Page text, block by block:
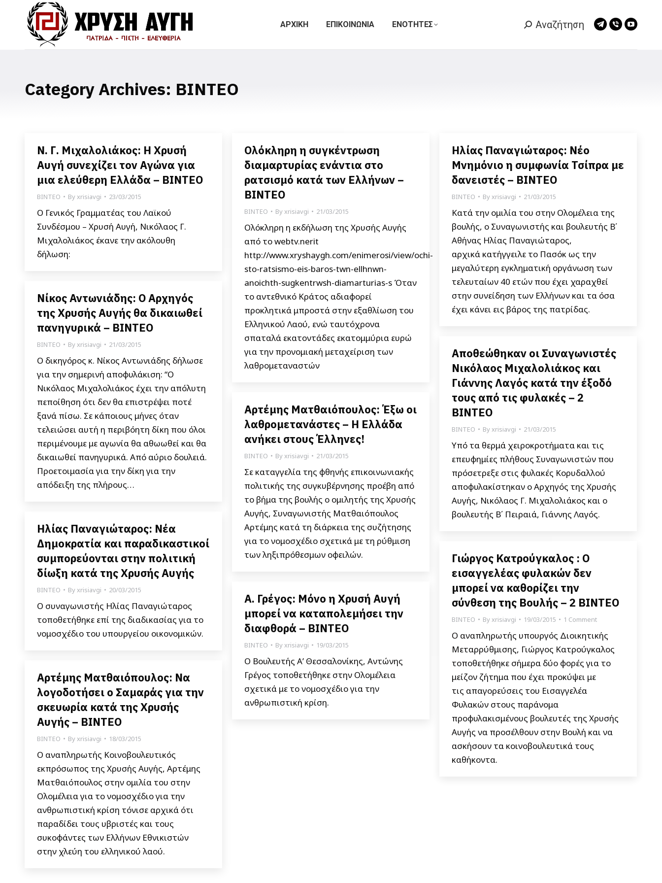
ΑΡΧΙΚΗ ΕΠΙΚΟΙΝΩΝΙΑ ΕΝΟΤΗΤΕΣ Search:
Αναζήτηση
Telegram
Viber
Category Archives: ΒΙΝΤΕΟ
Ν. Γ. Μιχαλολιάκος: Η Χρυσή
Αυγή συνεχίζει τον Αγώνα για
μια ελεύθερη Ελλάδα – ΒΙΝΤΕΟ
ΒΙΝΤΕΟ Byxrisiavgi 23/03/2015
Ο Γενικός Γραμματέας του Λαϊκού
Συνδέσμου – Χρυσή Αυγή, Νικόλαος Γ.
Μιχαλολιάκος έκανε την ακόλουθη
δήλωση:
Ολόκληρη η συγκέντρωση
διαμαρτυρίας ενάντια στο
ρατσισμό κατά των Ελλήνων –
ΒΙΝΤΕΟ
ΒΙΝΤΕΟ Byxrisiavgi 21/03/2015
Ολόκληρη η εκδήλωση της Χρυσής Αυγής
από το webtv.nerit
http://www.xryshaygh.com/enimerosi/view/ochi-
sto-ratsismo-eis-baros-twn-ellhnwn-
anoichth-sugkentrwsh-diamarturias-s Όταν
το αντεθνικό Κράτος αδιαφορεί
προκλητικά μπροστά στην εξαθλίωση του
Ελληνικού Λαού, ενώ ταυτόχρονα
σπαταλά εκατοντάδες εκατομμύρια ευρώ
για την προνομιακή μεταχείριση των
λαθρομεταναστών
Ηλίας Παναγιώταρος: Νέο
Μνημόνιο η συμφωνία Τσίπρα με
δανειστές – ΒΙΝΤΕΟ
ΒΙΝΤΕΟ Byxrisiavgi 21/03/2015
Κατά την ομιλία του στην Ολομέλεια της
βουλής, ο Συναγωνιστής και βουλευτής Β΄
Αθήνας Ηλίας Παναγιώταρος,
αρχικά κατήγγειλε το Πασόκ ως την
μεγαλύτερη εγκληματική οργάνωση των
τελευταίων 40 ετών που έχει χαραχθεί
στην συνείδηση των Ελλήνων και τα όσα
έχει κάνει εις βάρος της πατρίδας.
Νίκος Αντωνιάδης: Ο Αρχηγός
της Χρυσής Αυγής θα δικαιωθεί
πανηγυρικά – ΒΙΝΤΕΟ
ΒΙΝΤΕΟ Byxrisiavgi 21/03/2015
Ο δικηγόρος κ. Νίκος Αντωνιάδης δήλωσε
για την σημερινή αποφυλάκιση: “Ο
Νικόλαος Μιχαλολιάκος έχει την απόλυτη
πεποίθηση ότι δεν θα επιστρέψει ποτέ
ξανά πίσω. Σε κάποιους μήνες όταν
τελειώσει αυτή η περιβόητη δίκη που όλοι
περιμένουμε με αγωνία θα αθωωθεί και θα
δικαιωθεί πανηγυρικά. Από αύριο δουλειά.
Προετοιμασία για την δίκη για την
απόδειξη της πλήρους…
Αποθεώθηκαν οι Συναγωνιστές
Νικόλαος Μιχαλολιάκος και
Γιάννης Λαγός κατά την έξοδό
τους από τις φυλακές – 2
ΒΙΝΤΕΟ
ΒΙΝΤΕΟ Byxrisiavgi 21/03/2015
Υπό τα θερμά χειροκροτήματα και τις
επευφημίες πλήθους Συναγωνιστών που
πρόσετρεξε στις φυλακές Κορυδαλλού
αποφυλακίστηκαν ο Αρχηγός της Χρυσής
Αυγής, Νικόλαος Γ. Μιχαλολιάκος και ο
βουλευτής Β΄ Πειραιά, Γιάννης Λαγός.
Αρτέμης Ματθαιόπουλος: Έξω οι
λαθρομετανάστες – Η Ελλάδα
ανήκει στους Έλληνες!
ΒΙΝΤΕΟ Byxrisiavgi 21/03/2015
Σε καταγγελία της φθηνής επικοινωνιακής
πολιτικής της συγκυβέρνησης προέβη από
το βήμα της βουλής ο ομιλητής της Χρυσής
Αυγής, Συναγωνιστής Ματθαιόπουλος
Αρτέμης κατά τη διάρκεια της συζήτησης
για το νομοσχέδιο σχετικά με τη ρύθμιση
των ληξιπρόθεσμων οφειλών.
Ηλίας Παναγιώταρος: Νέα
Δημοκρατία και παραδικαστικοί
συμπορεύονται στην πολιτική
δίωξη κατά της Χρυσής Αυγής
ΒΙΝΤΕΟ Byxrisiavgi 20/03/2015
Ο συναγωνιστής Ηλίας Παναγιώταρος
τοποθετήθηκε επί της διαδικασίας για το
νομοσχέδιο του υπουργείου οικονομικών.
Γιώργος Κατρούγκαλος : Ο
εισαγγελέας φυλακών δεν
μπορεί να καθορίζει την
σύνθεση της Βουλής – 2 ΒΙΝΤΕΟ
ΒΙΝΤΕΟ Byxrisiavgi 19/03/2015 1 Comment
Ο αναπληρωτής υπουργός Διοικητικής
Μεταρρύθμισης, Γιώργος Κατρούγκαλος
τοποθετήθηκε σήμερα δύο φορές για το
μείζον ζήτημα που έχει προκύψει με
τις απαγορεύσεις του Εισαγγελέα
Φυλακών στους παράνομα
προφυλακισμένους βουλευτές της Χρυσής
Αυγής να προσέλθουν στην Βουλή και να
ασκήσουν τα κοινοβουλευτικά τους
καθήκοντα.
Α. Γρέγος: Μόνο η Χρυσή Αυγή
μπορεί να καταπολεμήσει την
διαφθορά – ΒΙΝΤΕΟ
ΒΙΝΤΕΟ Byxrisiavgi 19/03/2015
Ο Βουλευτής Α’ Θεσσαλονίκης, Αντώνης
Γρέγος τοποθετήθηκε στην Ολομέλεια
σχετικά με το νομοσχέδιο για την
ανθρωπιστική κρίση.
Αρτέμης Ματθαιόπουλος: Να
λογοδοτήσει ο Σαμαράς για την
σκευωρία κατά της Χρυσής
Αυγής – ΒΙΝΤΕΟ
ΒΙΝΤΕΟ Byxrisiavgi 18/03/2015
Ο αναπληρωτής Κοινοβουλευτικός
εκπρόσωπος της Χρυσής Αυγής, Αρτέμης
Ματθαιόπουλος στην ομιλία του στην
Ολομέλεια για το νομοσχέδιο για την
ανθρωπιστική κρίση τόνισε αρχικά ότι
παραδίδει τους υβριστές και τους
συκοφάντες των Ελλήνων Εθνικιστών
στην χλεύη του ελληνικού λαού.